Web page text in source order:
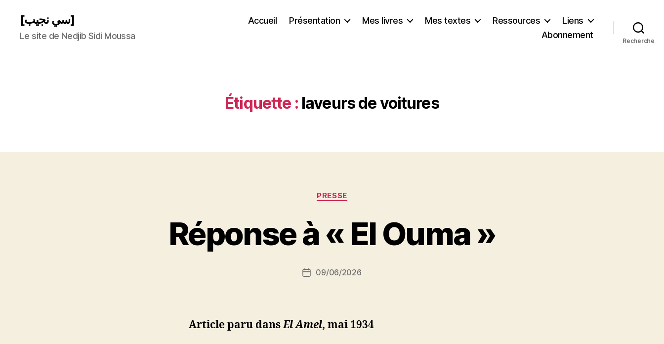
[سي نجيب]
Le site de Nedjib Sidi Moussa
Accueil Présentation Mes livres Mes textes Ressources
Liens
Abonnement
Recherche
Étiquette : laveurs de voitures
Catégories
PRESSE
Réponse à « El Ouma »
Auteur
a
N
b
Date09/06/2026
Article paru dansEl Amel, mai 1934